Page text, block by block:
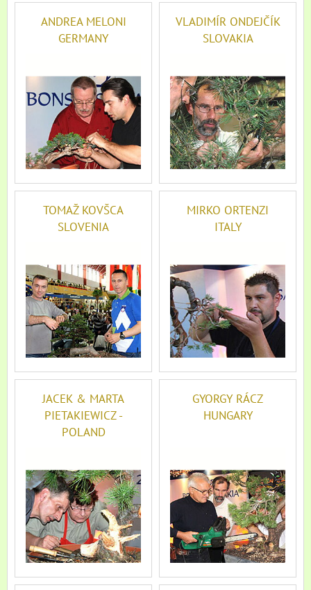
ANDREA MELONI
GERMANY
VLADIMÍR ONDEJČÍK
SLOVAKIA
TOMAŽ KOVŠCA
SLOVENIA
MIRKO ORTENZI
ITALY
JACEK & MARTA
PIETAKIEWICZ -
POLAND
GYORGY RÁCZ
HUNGARY